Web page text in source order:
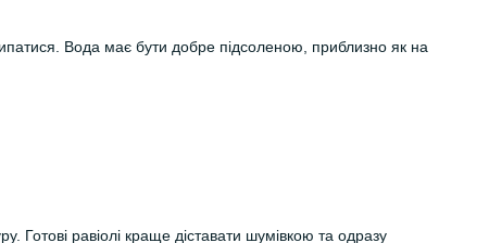
Вода має бути добре підсоленою, приблизно як на
Готові равіолі краще діставати шумівкою та одразу